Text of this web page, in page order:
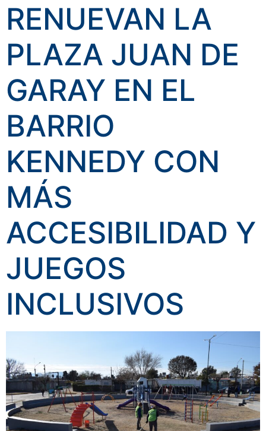
RENUEVAN LA
PLAZA JUAN DE
GARAY EN EL
BARRIO
KENNEDY CON
MÁS
ACCESIBILIDAD Y
JUEGOS
INCLUSIVOS